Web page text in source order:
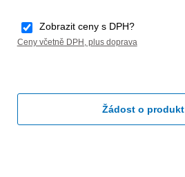
Zobrazit ceny s DPH?
Ceny včetně DPH, plus doprava
Žádost o produkt